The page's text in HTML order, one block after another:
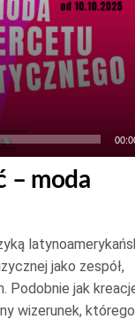
– moda
jako zespół,
Podobnie jak
wizerunek, którego